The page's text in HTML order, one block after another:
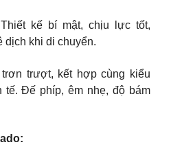
kế bí mật, chịu lực tốt,
dịch khi di chuyển.
trượt, kết hợp cùng kiểu
tế. Đế phíp, êm nhẹ, độ bám